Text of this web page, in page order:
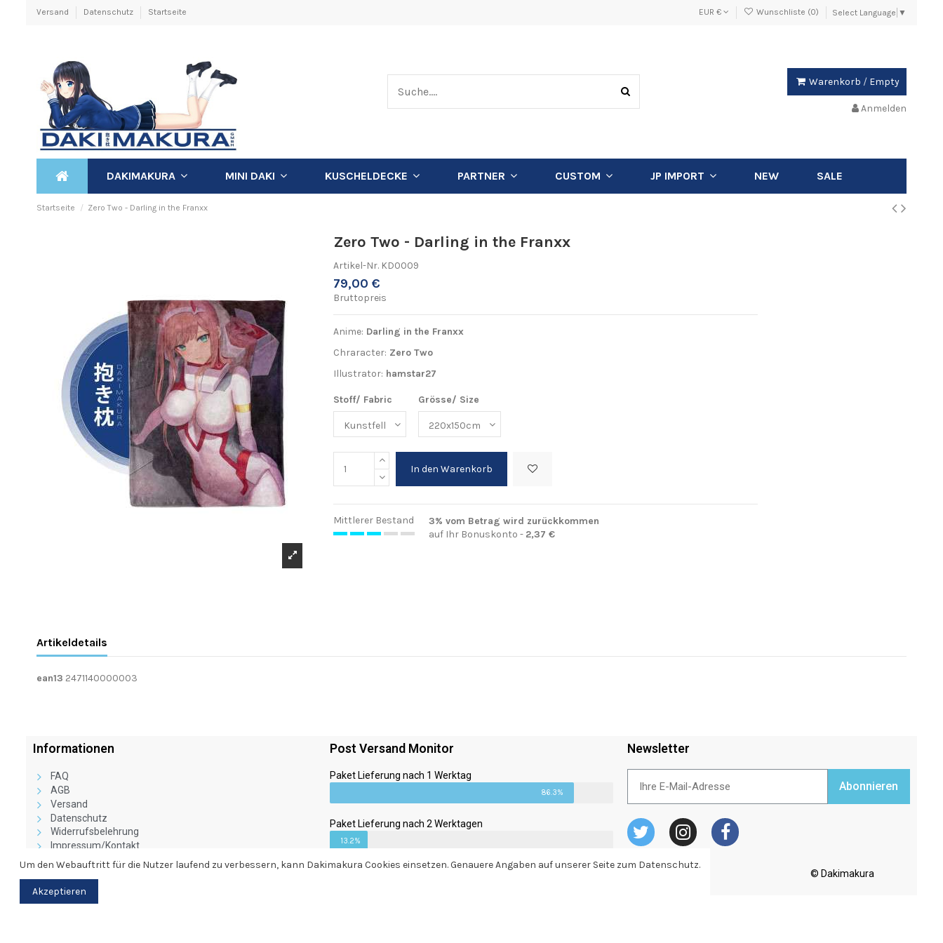
Versand Datenschutz Startseite EUR € Wunschliste (0) Select Language ▼
Warenkorb / Empty
Anmelden
DAKIMAKURA MINI DAKI KUSCHELDECKE PARTNER CUSTOM JP IMPORT NEW SALE
Startseite Zero Two - Darling in the Franxx
Zero Two - Darling in the Franxx
Artikel-Nr. KD0009
79,00 €
Bruttopreis
Anime: Darling in the Franxx
Chraracter: Zero Two
Illustrator: hamstar27
Stoff/ Fabric Grösse/ Size
In den Warenkorb
Mittlerer Bestand
3% vom Betrag wird zurückkommen
auf Ihr Bonuskonto - 2,37 €
Artikeldetails
ean13 2471140000003
Informationen
FAQ
AGB
Versand
Datenschutz
Widerrufsbelehrung
Impressum/Kontakt
Vertragswiderruf
Post Versand Monitor
Paket Lieferung nach 1 Werktag
86.3%
Paket Lieferung nach 2 Werktagen
13.2%
Newsletter
Abonnieren
© Dakimakura
Um den Webauftritt für die Nutzer laufend zu verbessern, kann Dakimakura Cookies einsetzen. Genauere Angaben auf unserer Seite zum Datenschutz.
Akzeptieren